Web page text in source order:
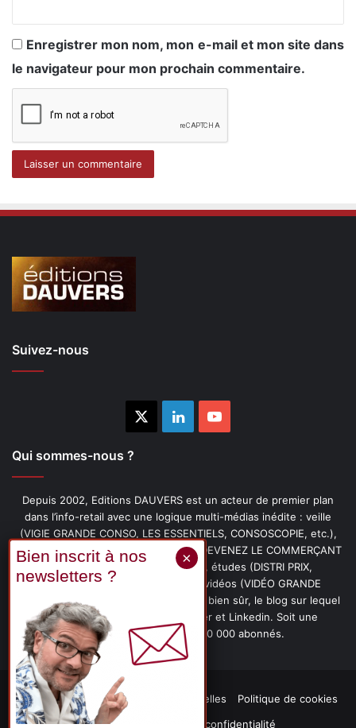
Enregistrer mon nom, mon e-mail et mon site dans
le navigateur pour mon prochain commentaire.
Suivez-nous
LinkedinYouTube
Qui sommes-nous ?
Depuis 2002, Editions DAUVERS est un acteur de premier plan
dans l’info-retail avec une logique multi-médias inédite : veille
(VIGIE GRANDE CONSO, LES ESSENTIELS, CONSOSCOPIE, etc.),
livres (PENSER-CLIENT, IMAGE-PRIX, DEVENEZ LE COMMERÇANT
PRÉFÉRÉ DE VOS CLIENTS, etc.), études (DISTRI PRIX,
PROMOFLASH, DRIVE INSIGHTS), vidéos (VIDÉO GRANDE
CONSO), podcasts (CAFÉ CONSO) et, bien sûr, le blog sur lequel
vous êtes, ainsi que les fils Twitter et Linkedin. Soit une
communauté de plus de 150 000 abonnés.
Mentions légales Données personnelles
Politique de cookies
Contact
Déclaration de confidentialité